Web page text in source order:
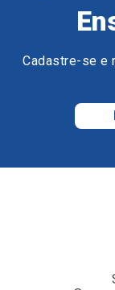
Cadastre-se e